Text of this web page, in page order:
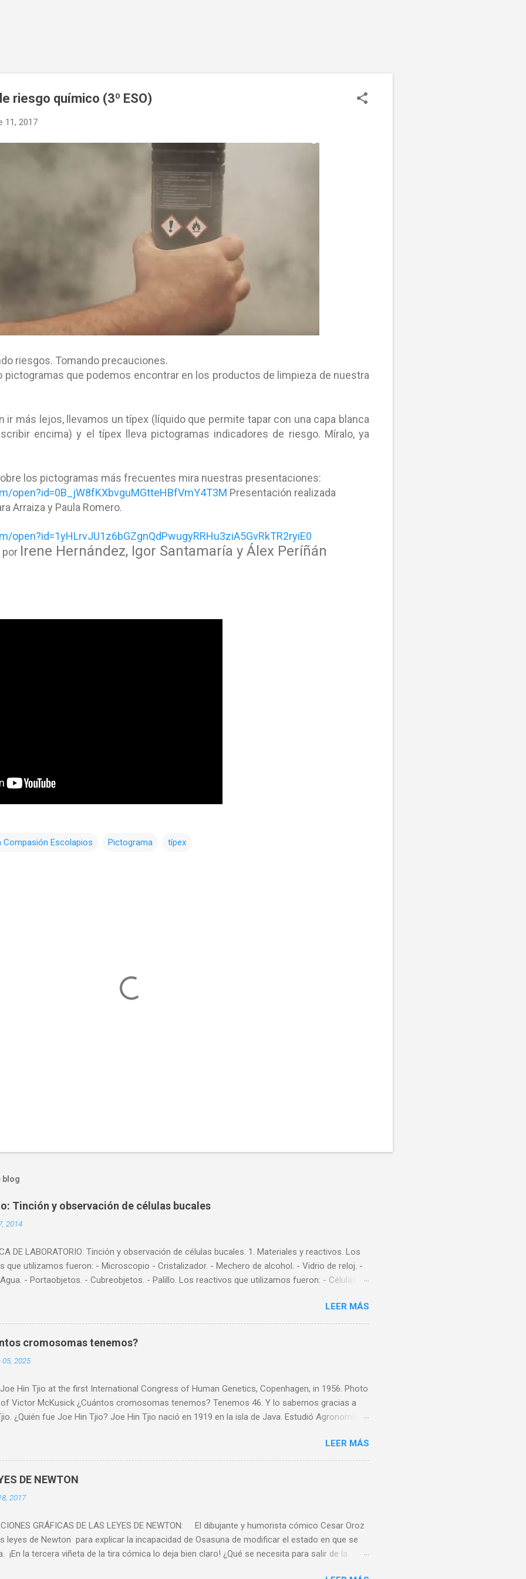
riesgo químico (3º ESO)
11, 2017
riesgos. Tomando precauciones.
pictogramas que podemos encontrar en los productos de limpieza de nuestra
ir más lejos, llevamos un típex (líquido que permite tapar con una capa blanca
encima) y el típex lleva pictogramas indicadores de riesgo. Míralo, ya
los pictogramas más frecuentes mira nuestras presentaciones:
open?id=0B_jW8fKXbvguMGtteHBfVmY4T3M Presentación realizada
Arraiza y Paula Romero.
open?id=1yHLrvJU1z6bGZgnQdPwugyRRHu3ziA5GvRkTR2ryiE0
por Irene Hernández, Igor Santamaría y Álex Períñán
Compasión Escolapios Pictograma típex
blog
Tinción y observación de células bucales
2014
DE LABORATORIO: Tinción y observación de células bucales. 1. Materiales y reactivos. Los
que utilizamos fueron: - Microscopio - Cristalizador. - Mechero de alcohol. - Vidrio de reloj. -
- Portaobjetos. - Cubreobjetos. - Palillo. Los reactivos que utilizamos fueron: - Células
continuación os explicaremos los pasos que seguimos para llevar a cabo esta practica: 1. Con
de un palillo vamos a rasparnos suavemente la parte interior de nuestro carrillo. 2. Después
estas células en un portaobjetos ya mojado, y lo calentaremos un poco hasta que el
gotas de azul de metileno. Seguidamente lo lavaremos con cuidado hasta que quede
LEER MÁS
cromosomas tenemos?
2025
Hin Tjio at the first International Congress of Human Genetics, Copenhagen, in 1956. Photo
Victor McKusick ¿Cuántos cromosomas tenemos? Tenemos 46. Y lo sabemos gracias a
¿Quién fue Joe Hin Tjio? Joe Hin Tjio nació en 1919 en la isla de Java. Estudió Agronomía y
Guerra Mundial, se interrumpió su carrera científica. Tjio fue encarcelado y torturado durante
A pesar de todo, mantuvo su dignidad y pasó el tiempo allí tejiendo ropa y consolando a sus
de prisión. Tras la liberación de Java en 1945, Tjio viajó en un barco de socorro de la Cruz
en citogenética vegetal, es decir, en el estudio de los cromosomas en las plantas. En Suecia,
LEER MÁS
DE NEWTON
2017
GRÁFICAS DE LAS LEYES DE NEWTON: El dibujante y humorista cómico Cesar Oroz
leyes de Newton para explicar la incapacidad de Osasuna de modificar el estado en que se
¡En la tercera viñeta de la tira cómica lo deja bien claro! ¿Qué se necesita para salir de la